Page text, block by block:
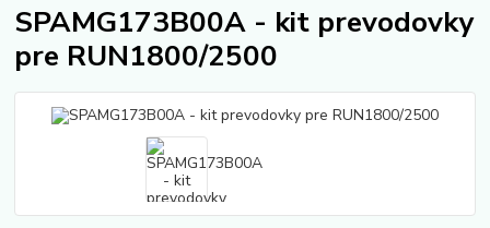
SPAMG173B00A - kit prevodovky
pre RUN1800/2500